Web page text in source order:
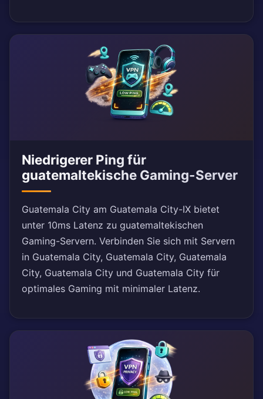
Niedrigerer Ping für
guatemaltekische Gaming-Server
Guatemala City am Guatemala City-IX bietet
unter 10ms Latenz zu guatemaltekischen
Gaming-Servern. Verbinden Sie sich mit Servern
in Guatemala City, Guatemala City, Guatemala
City, Guatemala City und Guatemala City für
optimales Gaming mit minimaler Latenz.